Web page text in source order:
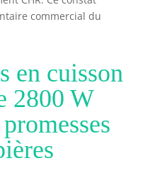
commercial du
en cuisson
2800 W